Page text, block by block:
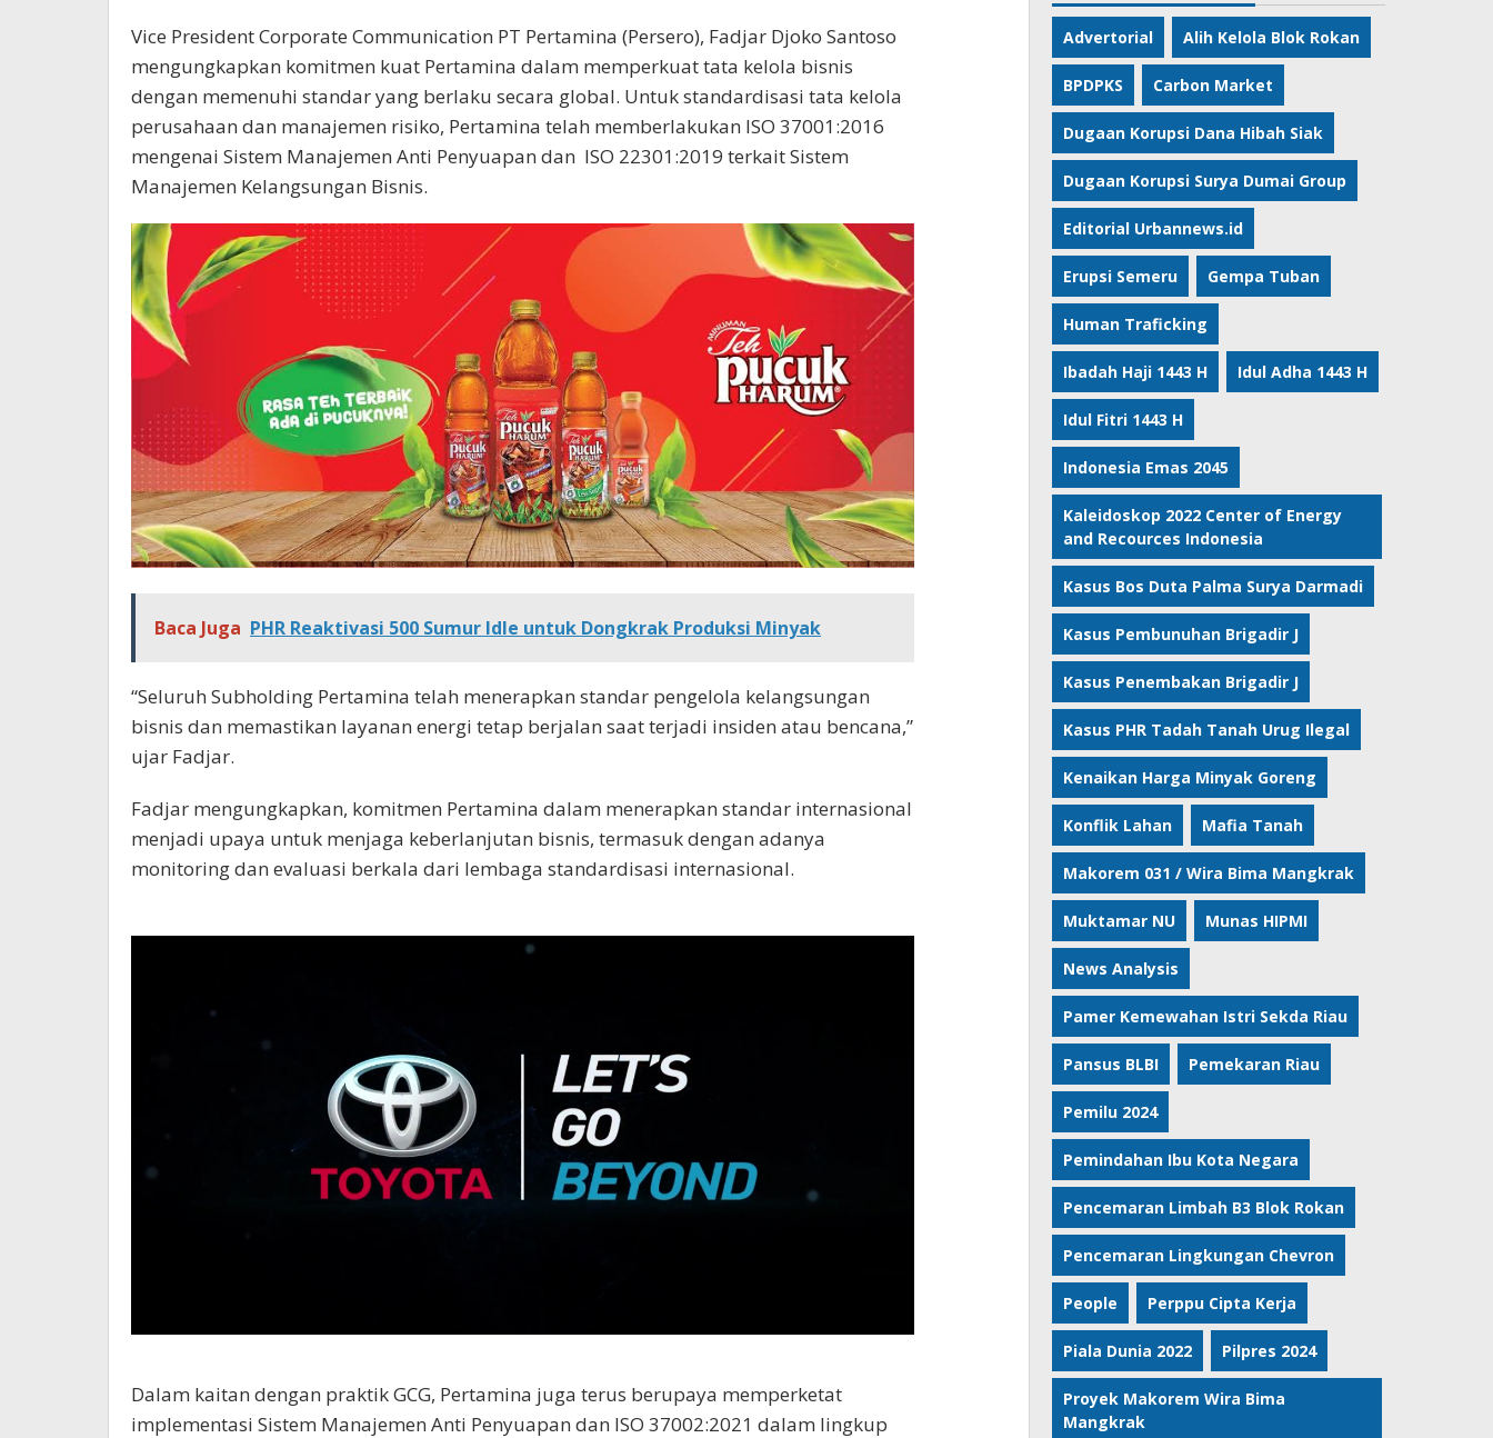
Vice President Corporate Communication PT Pertamina (Persero), Fadjar Djoko Santoso
mengungkapkan komitmen kuat Pertamina dalam memperkuat tata kelola bisnis
dengan memenuhi standar yang berlaku secara global. Untuk standardisasi tata kelola
perusahaan dan manajemen risiko, Pertamina telah memberlakukan ISO 37001:2016
mengenai Sistem Manajemen Anti Penyuapan dan ISO 22301:2019 terkait Sistem
Manajemen Kelangsungan Bisnis.
Baca Juga PHR Reaktivasi 500 Sumur Idle untuk Dongkrak Produksi Minyak
“Seluruh Subholding Pertamina telah menerapkan standar pengelola kelangsungan
bisnis dan memastikan layanan energi tetap berjalan saat terjadi insiden atau bencana,”
ujar Fadjar.
Fadjar mengungkapkan, komitmen Pertamina dalam menerapkan standar internasional
menjadi upaya untuk menjaga keberlanjutan bisnis, termasuk dengan adanya
monitoring dan evaluasi berkala dari lembaga standardisasi internasional.
Dalam kaitan dengan praktik GCG, Pertamina juga terus berupaya memperketat
implementasi Sistem Manajemen Anti Penyuapan dan ISO 37002:2021 dalam lingkup
Advertorial Alih Kelola Blok Rokan
BPDPKS Carbon Market
Dugaan Korupsi Dana Hibah Siak
Dugaan Korupsi Surya Dumai Group
Editorial Urbannews.id
Erupsi Semeru Gempa Tuban
Human Traficking
Ibadah Haji 1443 H Idul Adha 1443 H
Idul Fitri 1443 H
Indonesia Emas 2045
Kaleidoskop 2022 Center of Energy
and Recources Indonesia
Kasus Bos Duta Palma Surya Darmadi
Kasus Pembunuhan Brigadir J
Kasus Penembakan Brigadir J
Kasus PHR Tadah Tanah Urug Ilegal
Kenaikan Harga Minyak Goreng
Konflik Lahan Mafia Tanah
Makorem 031 / Wira Bima Mangkrak
Muktamar NU Munas HIPMI
News Analysis
Pamer Kemewahan Istri Sekda Riau
Pansus BLBI Pemekaran Riau
Pemilu 2024
Pemindahan Ibu Kota Negara
Pencemaran Limbah B3 Blok Rokan
Pencemaran Lingkungan Chevron
People Perppu Cipta Kerja
Piala Dunia 2022 Pilpres 2024
Proyek Makorem Wira Bima
Mangkrak